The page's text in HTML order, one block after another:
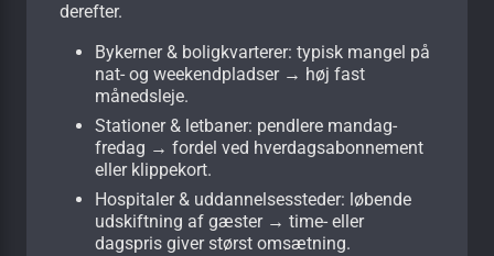
derefter.
Bykerner & boligkvarterer: typisk mangel på
nat- og weekendpladser → høj fast
månedsleje.
Stationer & letbaner: pendlere mandag-
fredag → fordel ved hverdagsabonnement
eller klippekort.
Hospitaler & uddannelsessteder: løbende
udskiftning af gæster → time- eller
dagspris giver størst omsætning.